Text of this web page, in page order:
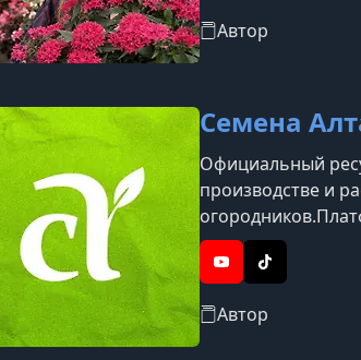
Автор
Семена
Официальный
производстве и
другие культуры,
семян. Компания
YouTubeTikTok
Автор